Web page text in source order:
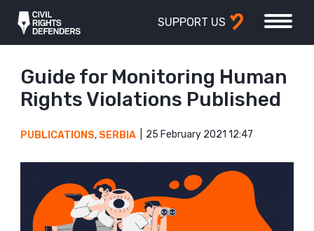
SUPPORT US
Guide for Monitoring Human
Rights Violations Published
PUBLICATIONS, SERBIA 25 February 2021 12:47